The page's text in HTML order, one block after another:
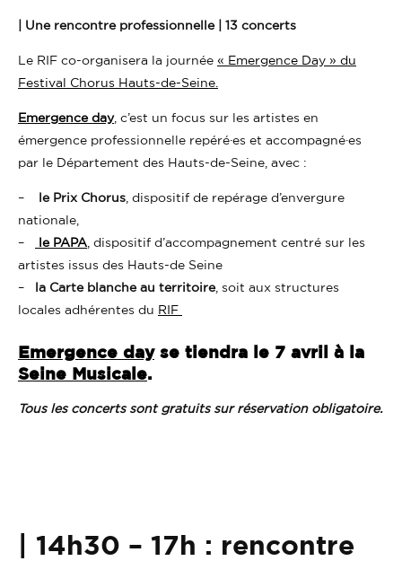
| Une rencontre professionnelle | 13 concerts
Le RIF co-organisera la journée « Emergence Day » du
Festival Chorus Hauts-de-Seine.
Emergence day, c’est un focus sur les artistes en
émergence professionnelle repéré·es et accompagné·es
par le Département des Hauts-de-Seine, avec :
– le Prix Chorus , dispositif de repérage d’envergure
nationale,
–
le PAPA dispositif d’accompagnement centré sur les
artistes issus des Hauts-de Seine
– la Carte blanche au territoire, soit aux structures
locales adhérentes du RIF
Emergence dayse tiendra le 7 avril à la
Seine Musicale.
Tous les concerts sont gratuits sur réservation obligatoire.
| 14h30 – 17h : rencontre